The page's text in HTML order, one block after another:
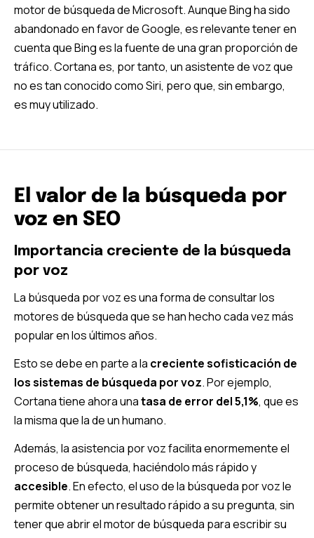
motor de búsqueda de Microsoft. Aunque Bing ha sido
abandonado en favor de Google, es relevante tener en
cuenta que Bing es la fuente de una gran proporción de
tráfico. Cortana es, por tanto, un asistente de voz que
no es tan conocido como Siri, pero que, sin embargo,
es muy utilizado.
El valor de la búsqueda por
voz en SEO
Importancia creciente de la búsqueda
por voz
La búsqueda por voz es una forma de consultar los
motores de búsqueda que se han hecho cada vez más
popular en los últimos años.
Esto se debe en parte a la creciente sofisticación de
los sistemas de búsqueda por voz. Por ejemplo,
Cortana tiene ahora unatasa de error del 5,1%, que es
la misma que la de un humano.
Además, la asistencia por voz facilita enormemente el
proceso de búsqueda, haciéndolo más rápido y
accesible. En efecto, el uso de la búsqueda por voz le
permite obtener un resultado rápido a su pregunta, sin
tener que abrir el motor de búsqueda para escribir su